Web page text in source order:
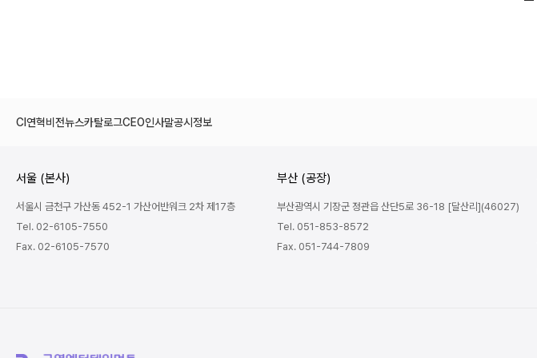
CI연혁비전뉴스카탈로그CEO인사말공시정보
서울 (본사)
서울시 금천구 가산동 452-1 가산어반워크 2차 제17층
Tel. 02-6105-7550
Fax. 02-6105-7570
부산 (공장)
부산광역시 기장군 정관읍 산단5로 36-18 [달산리](46027)
Tel. 051-853-8572
Fax. 051-744-7809